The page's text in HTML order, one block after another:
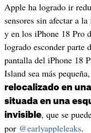
Apple ha logrado ir
sensores sin afectar a
y en los iPhone 18 Pro
logrado esconder parte
pantalla del iPhone 18
Island sea más
relocalizado en
situada en una
invisible, que se
por @earlyappleleaks.